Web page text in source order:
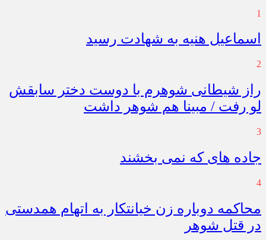
1
اسماعیل هنیه به شهادت رسید
2
راز شیطانی شوهرم با دوست دختر سابقش
لو رفت / مبینا هم شوهر داشت
3
جاده های که نمی بخشند
4
محاکمه دوباره زن خیانتکار به اتهام همدستی
در قتل شوهر